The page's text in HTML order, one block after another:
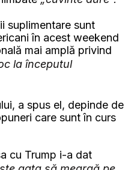
suplimentare sunt
în acest weekend
mai amplă privind
la începutul
a spus el, depinde de
care sunt în curs
cu Trump i-a dat